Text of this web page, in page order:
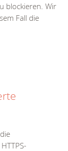
blockieren. Wir
Fall die